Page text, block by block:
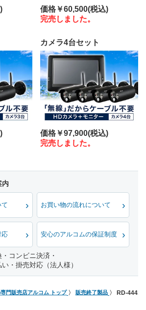
価格￥60,500(税込)
完売しました。
カメラ4台セット
価格￥97,900(税込)
完売しました。
お買い物の流れについて
応 安心のアルコムの保証制度
コンビニ決済・
・掛売対応（法人様）
門販売店アルコム トップ 販売終了製品 RD-4441